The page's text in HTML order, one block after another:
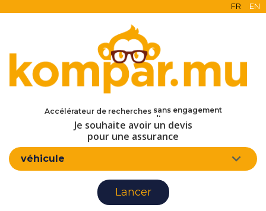
FR EN
Accélérateur de recherches
en ligne
d'assurance
Je souhaite avoir un devis
pour une assurance
véhicule
Lancer